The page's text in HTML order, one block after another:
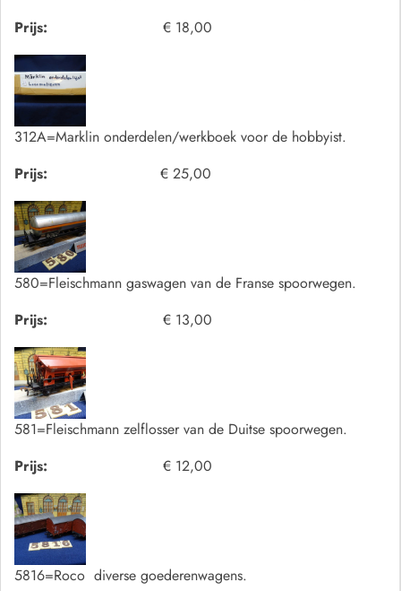
Prijs:
€ 18,00
312A=Marklin onderdelen/werkboek voor de hobbyist.
Prijs:
€ 25,00
580=Fleischmann gaswagen van de Franse spoorwegen.
Prijs:
€ 13,00
581=Fleischmann zelflosser van de Duitse spoorwegen.
Prijs:
€ 12,00
5816=Roco diverse goederenwagens.